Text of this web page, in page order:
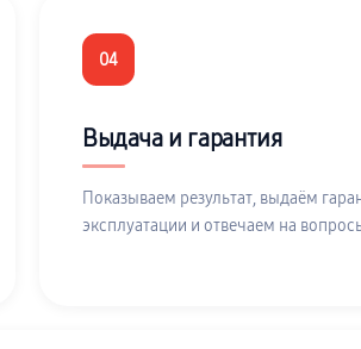
04
Выдача и гарантия
Показываем результат, выдаём
эксплуатации и отвечаем на